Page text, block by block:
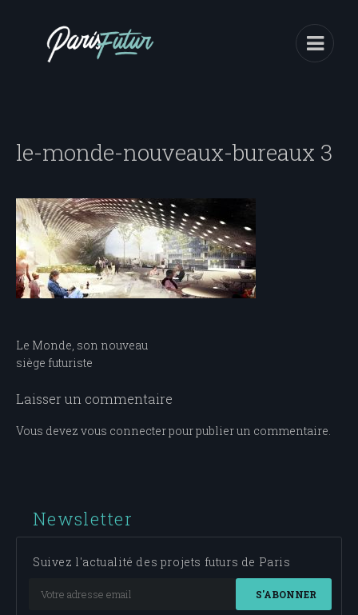
le-monde-nouveaux-bureaux 3
Navigation
de
l’article
Le Monde, son nouveau
siège futuriste
Laisser un commentaire
Vous devez vous connecterpour publier un commentaire.
Newsletter
Suivez l'actualité des projets futurs de Paris
S'ABONNER